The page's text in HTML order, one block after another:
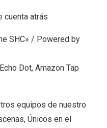
cuenta atrás
SHC» / Powered by
Dot, Amazon Tap
equipos de nuestro
Únicos en el